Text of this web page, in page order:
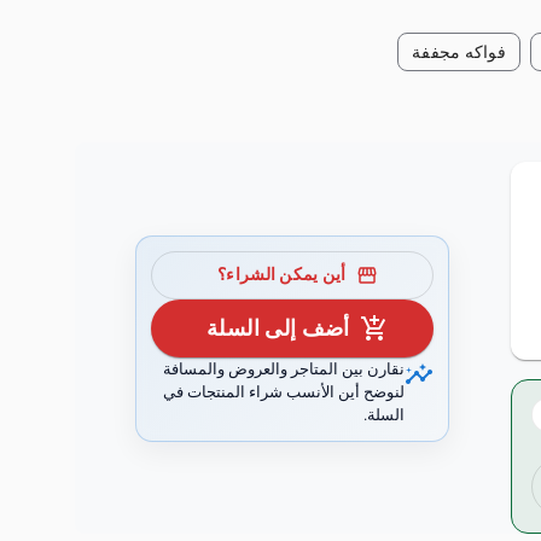
فواكه مجففة
storefront أين يمكن الشراء؟
add_shopping_cart أضف إلى السلة
insightsنقارن بين المتاجر والعروض والمسافة
لنوضح أين الأنسب شراء المنتجات في
السلة.